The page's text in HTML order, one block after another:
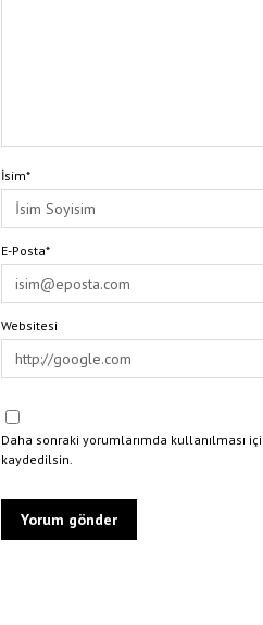
İsim*
E-Posta*
Websitesi
Daha sonraki yorumlarımda kullanılması
kaydedilsin.